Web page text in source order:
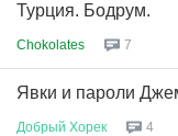
Турция. Бодрум.
Chokolates 7
Явки и пароли
Добрый Хорек 4